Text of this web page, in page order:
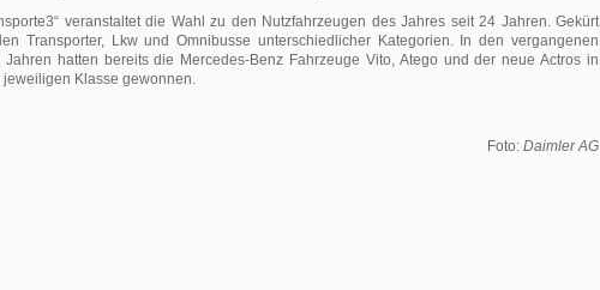
veranstaltet die Wahl zu den Nutzfahrzeugen des Jahres seit 24 Jahren. Gekürt
Transporter, Lkw und Omnibusse unterschiedlicher Kategorien. In den vergangenen
Jahren hatten bereits die Mercedes-Benz Fahrzeuge Vito, Atego und der neue Actros in
jeweiligen Klasse gewonnen.
Foto: Daimler AG